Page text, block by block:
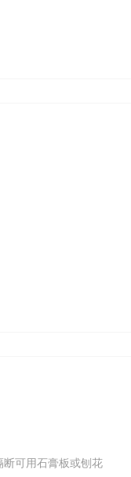
可用石膏板或刨花